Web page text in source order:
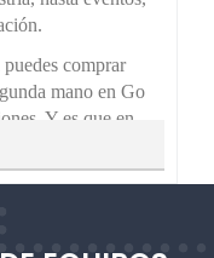
comprar
mano en Go
Y es que en
que puede
segunda mano
mejor calidad y